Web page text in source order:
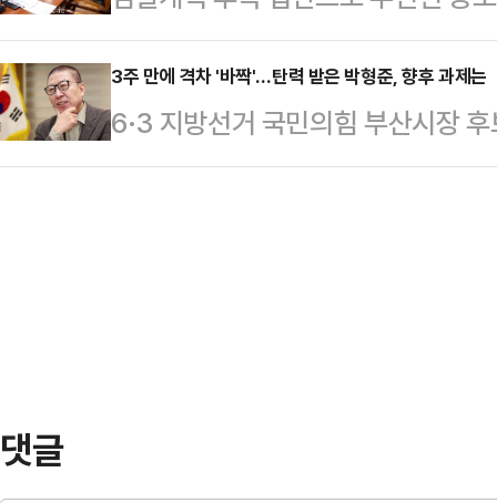
한중동맹…
정할 일이라면 굳이 국정조사라는
집권당이 ‘조작기소’라고 평가할
의를 통해 공소 무효를 선언하는 법
더 바람직한 방법이라…
법이 지난달 국회 본회의를 통과하
형사사법 체계 출범이 예고됐다.
이를 '수사와 기소의 분리'라는 오
중된 권한을 나누고, 견제와 균형을
3주 만에 격차 '바짝'…탄력 받은 박형준, 향후 과제는
6·3 지방선거 국민의힘 부산시장
섭다. 이달 초만 해도 더불어민주당
댓글